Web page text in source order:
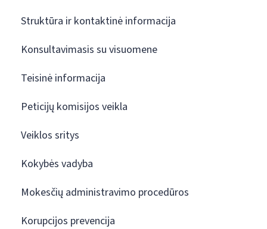
Struktūra ir kontaktinė informacija
Konsultavimasis su visuomene
Teisinė informacija
Peticijų komisijos veikla
Veiklos sritys
Kokybės vadyba
Mokesčių administravimo procedūros
Korupcijos prevencija